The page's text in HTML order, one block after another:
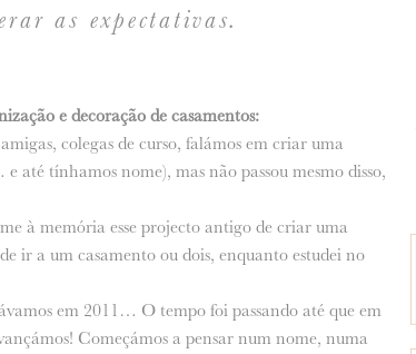
as expectativas.
e decoração de casamentos:
colegas de curso, falámos em criar uma
até tínhamos nome), mas não passou mesmo disso,
à memória esse projecto antigo de criar uma
ir a um casamento ou dois, enquanto estudei no
em 2011… O tempo foi passando até que em
Começámos a pensar num nome, numa